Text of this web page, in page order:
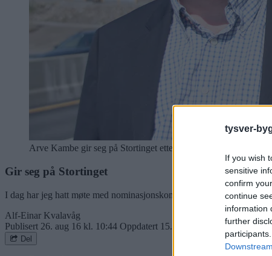
tysver-
If you wish
sensitive
confirm
continue
information
further
Arve Kambe gir seg på Stortinget etter denne perioden. Foto:
Gir seg på Stortinget
I dag har jeg hatt møte med nominasjonskomiteen i Rogaland
Alf-Einar Kvalavåg
Publisert 26. aug 16 kl. 10:44 Oppdatert 15. aug 19 kl. 17:27
Del